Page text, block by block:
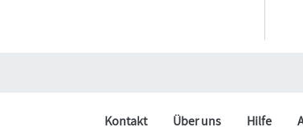
Kontakt Über uns Hilfe